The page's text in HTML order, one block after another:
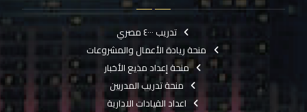
تدريب ٤٠٠٠ مصري
منحة ريادة الأعمال والمشروعات
منحة إعداد مذيع الأخبار
منحة تدريب المدربين
اعداد القيادات الادارية